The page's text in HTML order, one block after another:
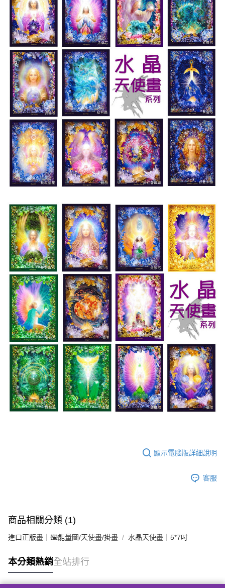
顯示電腦版詳細說明
客服
商品相關分類 (1)
進口正版畫｜🖼️能量圖/天使畫/掛畫 水晶天使畫｜5*7吋
本分類熱銷全站排行